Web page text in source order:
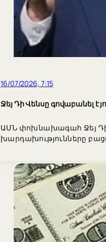
16/07/2026, 7:15
Ջեյ Դի Վենսը գովաբանել է
ԱՄՆ փոխնախագահ Ջեյ Դի
խարդախությունները